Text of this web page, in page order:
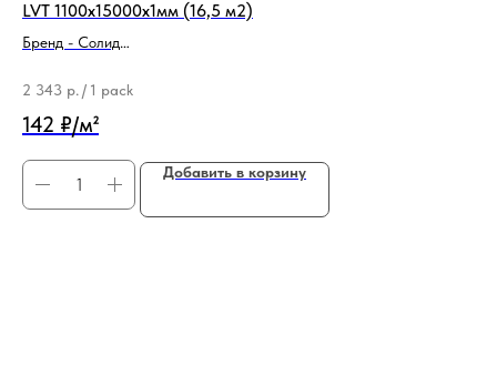
LVT 1100x15000x1мм (16,5 м2)
Бренд - Солид
2 343 р. / 1 pack
142 ₽/м²
Добавить в корзину